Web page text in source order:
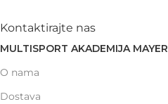
Kontaktirajte nas
MULTISPORT AKADEMIJA MAYER
O nama
Dostava